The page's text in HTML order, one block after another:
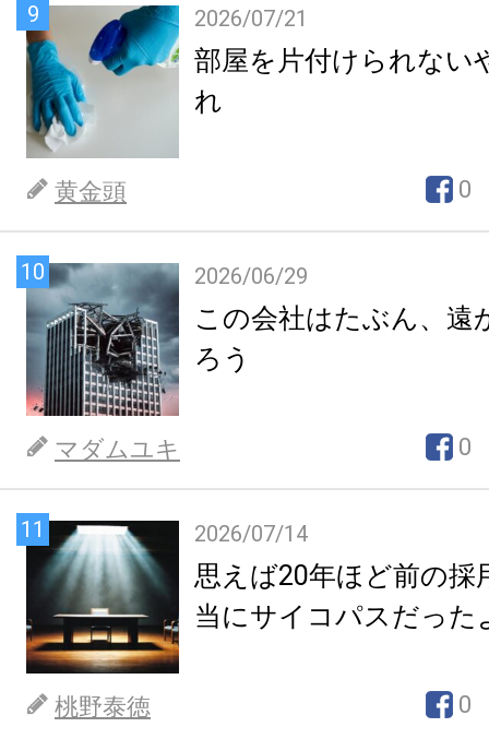
9 2026/07/21
部屋を片付けられない
れ
黄金頭 0
10 2026/06/29
この会社はたぶん、遠
ろう
マダムユキ 0
11 2026/07/14
思えば20年ほど前の採
当にサイコパスだった
桃野泰徳 0